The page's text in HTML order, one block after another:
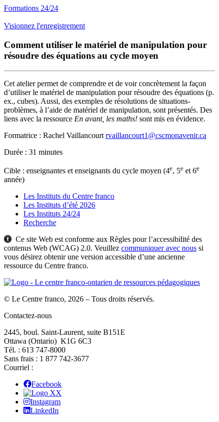
Formations 24/24
Visionnez l'enregistrement
Comment utiliser le matériel de manipulation pour
résoudre des équations au cycle moyen
Cet atelier permet de comprendre et de voir concrètement la façon
d’utiliser le matériel de manipulation pour résoudre des équations (p.
ex., cubes). Aussi, des exemples de résolutions de situations-
problèmes, à l’aide de matériel de manipulation, sont présentés. Des
liens avec la ressource En avant, les maths! sont mis en évidence.
Formatrice : Rachel Vaillancourt rvaillancourt1@cscmonavenir.ca
Durée : 31 minutes
Cible : enseignantes et enseignants du cycle moyen (4e, 5e et 6e
année)
Les Instituts du Centre franco
Les Instituts d’été 2026
Les Instituts 24/24
Recherche
Ce site Web est conforme aux Règles pour l’accessibilité des
contenus Web (WCAG) 2.0. Veuillez communiquer avec nous si
vous désirez obtenir une version accessible d’une ancienne
ressource du Centre franco.
© Le Centre franco, 2026 – Tous droits réservés.
Contactez-nous
2445, boul. Saint-Laurent, suite B151E
Ottawa (Ontario) K1G 6C3
Tél. : 613 747‑8000
Sans frais : 1 877 742‑3677
Courriel :
Facebook
X
Instagram
LinkedIn